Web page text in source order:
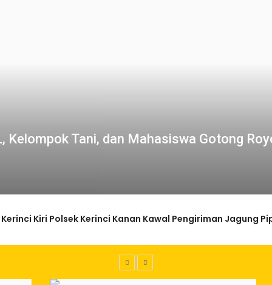
Kelompok Tani, dan Mahasiswa Gotong
Baru Kampar Disidak Polisi, Pemilik Langsung Hentikan
Selamat kepada 12 Pejabat JPTP Lampung Selatan